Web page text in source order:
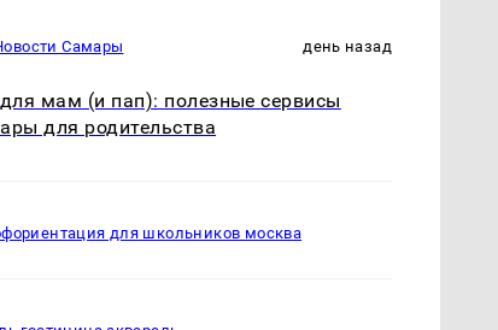
Самары день назад
мам (и пап): полезные сервисы
для родительства
для школьников москва